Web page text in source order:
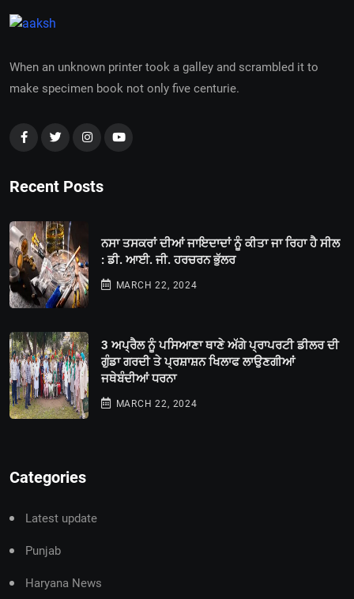
When an unknown printer took a galley and scrambled it to
make specimen book not only five centurie.
Recent Posts
ਨਸਾ ਤਸਕਰਾਂ ਦੀਆਂ ਜਾਇਦਾਦਾਂ ਨੂੰ ਕੀਤਾ ਜਾ ਰਿਹਾ ਹੈ ਸੀਲ
: ਡੀ. ਆਈ. ਜੀ. ਹਰਚਰਨ ਭੁੱਲਰ
MARCH 22, 2024
3 ਅਪ੍ਰੈਲ ਨੂੰ ਪਸਿਆਣਾ ਥਾਣੇ ਅੱਗੇ ਪ੍ਰਾਪਰਟੀ ਡੀਲਰ ਦੀ
ਗੁੰਡਾ ਗਰਦੀ ਤੇ ਪ੍ਰਸ਼ਾਸ਼ਨ ਖਿਲਾਫ ਲਾਉਣਗੀਆਂ
ਜਥੇਬੰਦੀਆਂ ਧਰਨਾ
MARCH 22, 2024
Categories
Latest update
Punjab
Haryana News